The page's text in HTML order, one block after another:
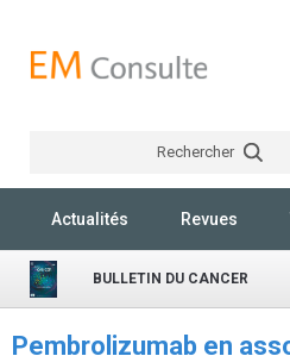
Rechercher
Actualités Revues
BULLETIN DU CANCER
Pembrolizumab en